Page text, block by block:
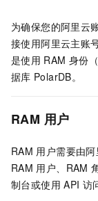
为确保您的阿里云
接使用阿里云主账
是使用 RAM 身份
据库 PolarDB。
RAM 用户
RAM 用户需要由
RAM 用户、RAM
制台或使用 API 访